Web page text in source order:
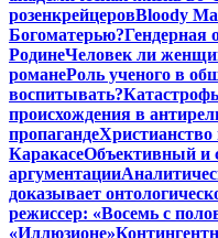
розенкрейцеровBloody
Богоматерью?Гендерная
РодинеЧеловек ли
романеРоль ученого в
воспитывать?
происхождения в
пропаганде
КаракасеОбъективный и
аргументации
доказывает
режиссер: «Восемь с
«Иллюзионе»